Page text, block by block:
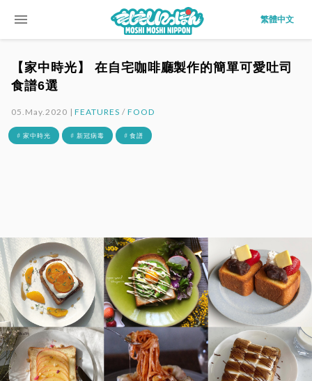
menu 繁體中文
【家中時光】 在自宅咖啡廳製作的簡單可愛吐司
食譜6選
05.May.2020 |FEATURES /FOOD
# 家中時光 # 新冠病毒 # 食譜